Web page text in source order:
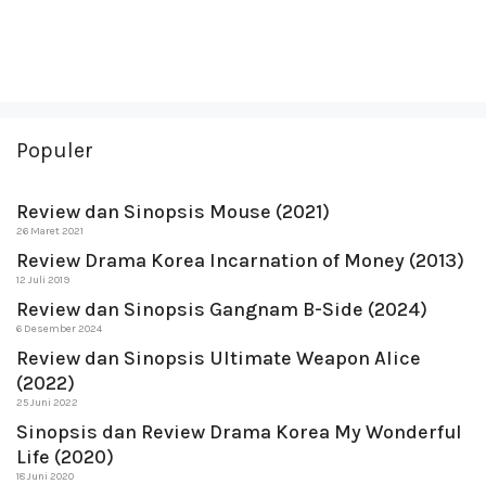
Populer
Review dan Sinopsis Mouse (2021)
26 Maret 2021
Review Drama Korea Incarnation of Money (2013)
12 Juli 2019
Review dan Sinopsis Gangnam B-Side (2024)
6 Desember 2024
Review dan Sinopsis Ultimate Weapon Alice
(2022)
25 Juni 2022
Sinopsis dan Review Drama Korea My Wonderful
Life (2020)
18 Juni 2020